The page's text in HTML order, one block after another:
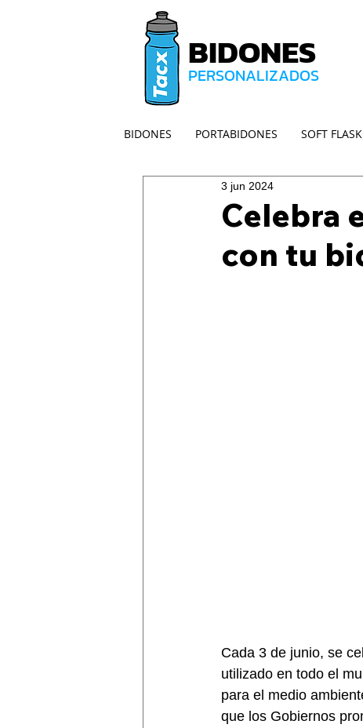
BIDONES
PERSONALIZADOS
BIDONES PORTABIDONES SOFT FLASK
Celebra
con tu
3 jun 2024
Cada 3 de junio, se
utilizado en todo el
para el medio
que los Gobiernos